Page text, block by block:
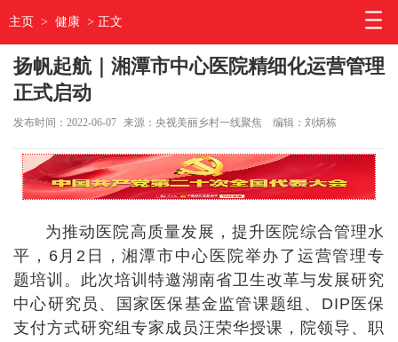
主页 > 健康 > 正文
扬帆起航｜湘潭市中心医院精细化运营管理
正式启动
发布时间：2022-06-07 来源：央视美丽乡村一线聚焦 编辑：刘炳栋
为推动医院高质量发展，提升医院综合管理水
平，6月2日，湘潭市中心医院举办了运营管理专
题培训。此次培训特邀湖南省卫生改革与发展研究
中心研究员、国家医保基金监管课题组、DIP医保
支付方式研究组专家成员汪荣华授课，院领导、职